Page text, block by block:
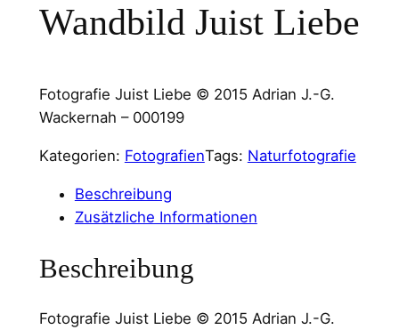
Wandbild Juist Liebe
Fotografie Juist Liebe © 2015 Adrian J.-G.
Wackernah – 000199
Kategorien: FotografienTags: Naturfotografie
Beschreibung
Zusätzliche Informationen
Beschreibung
Fotografie Juist Liebe © 2015 Adrian J.-G.